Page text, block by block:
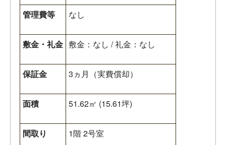
管理費等 なし
敷金・礼金 敷金：なし / 礼金：なし
保証金 3ヵ月（実費償却）
面積 51.62㎡ (15.61坪)
間取り 1階 2号室